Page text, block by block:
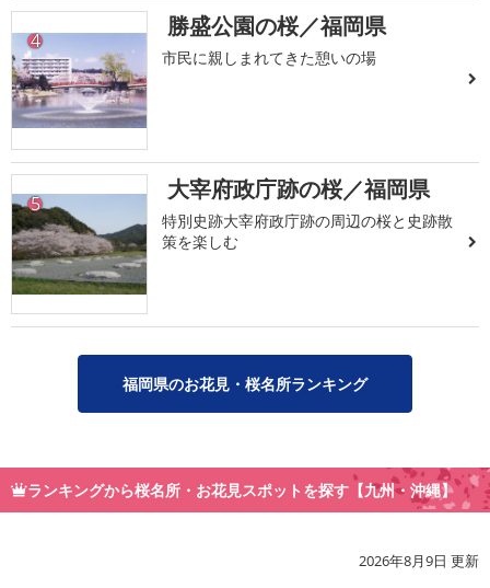
4 勝盛公園の桜／福岡県
市民に親しまれてきた憩いの場
5 大宰府政庁跡の桜／福岡県
特別史跡大宰府政庁跡の周辺の桜と史跡散
策を楽しむ
福岡県のお花見・桜名所ランキング
ランキングから桜名所・お花見スポットを探す【九州・沖縄】
2026年8月9日 更新